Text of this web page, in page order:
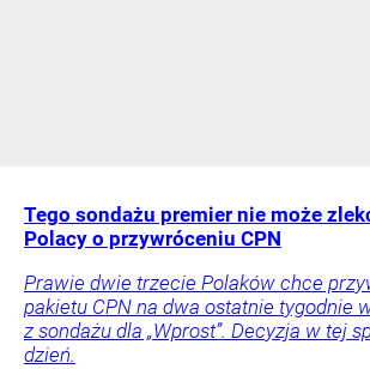
Tego sondażu premier nie może
Polacy o przywróceniu CPN
Prawie dwie trzecie Polaków chce
pakietu CPN na dwa ostatnie tygodnie
z sondażu dla „Wprost”. Decyzja w tej
dzień.